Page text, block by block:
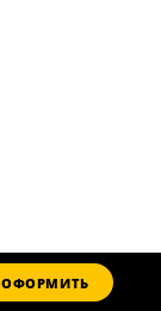
ОФОРМИТЬ